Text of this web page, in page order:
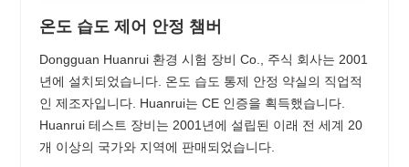
온도 습도 제어 안정 챔버
Dongguan Huanrui 환경 시험 장비 Co., 주식 회사는 2001
년에 설치되었습니다. 온도 습도 통제 안정 약실의 직업적
인 제조자입니다. Huanrui는 CE 인증을 획득했습니다.
Huanrui 테스트 장비는 2001년에 설립된 이래 전 세계 20
개 이상의 국가와 지역에 판매되었습니다.